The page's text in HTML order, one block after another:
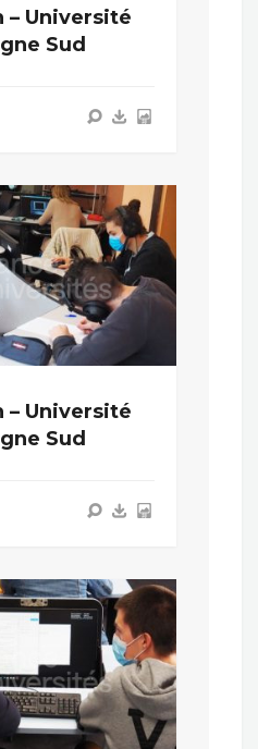
– Université
Sud
– Université
Sud